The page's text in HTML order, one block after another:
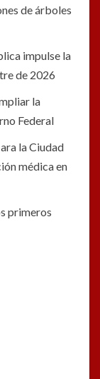
de árboles
impulse la
de 2026
la
Federal
la Ciudad
médica en
primeros